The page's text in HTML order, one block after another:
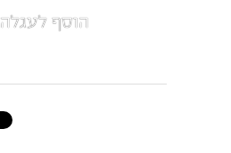
הוסף לעגלה